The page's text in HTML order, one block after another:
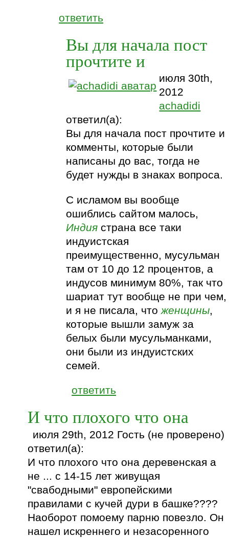
ответить
Вы для начала пост
прочтите и
июля 30th,
2012
achadidi
ответил(а):
Вы для начала пост прочтите и
комменты, которые были
написаны до вас, тогда не
будет нужды в знаках вопроса.
С исламом вы вообще
ошиблись сайтом малось,
Индия страна все таки
индуистская
преимущественно, мусульман
там от 10 до 12 процентов, а
индусов минимум 80%, так что
шариат тут вообще не при чем,
и я не писала, чтоженщины,
которые вышли замуж за
белых были мусульманками,
они были из индуистских
семей.
ответить
И что плохого что она
июля 29th, 2012 Гость (не проверено)
ответил(а):
И что плохого что она деревенская а
не ... с 14-15 лет живущая
"свабодными" европейскими
правилами с кучей дури в башке????
Наоборот помоему парню повезло. Он
нашел искреннего и незасоренного